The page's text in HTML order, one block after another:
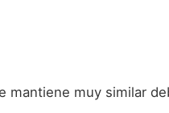
mantiene muy similar